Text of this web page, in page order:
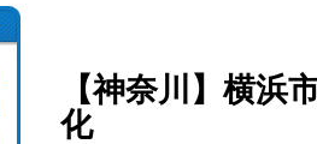
【神奈川】横
化